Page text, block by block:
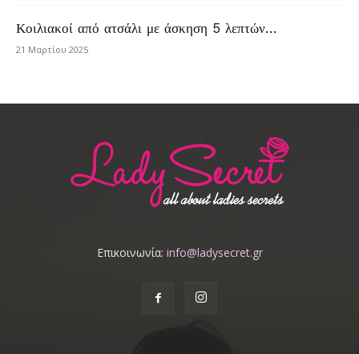
Κοιλιακοί από ατσάλι με άσκηση 5 λεπτών…
21 Μαρτίου 2025
Επικοινωνία: info@ladysecret.gr